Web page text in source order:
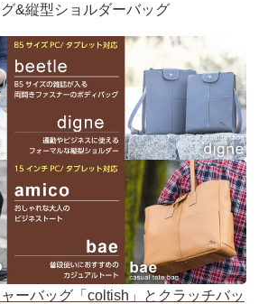
&縦型ショルダーバッグ